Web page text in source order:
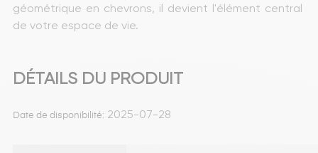
géométrique en chevrons, il devient l'élément central
de votre espace de vie.
DÉTAILS DU PRODUIT
Date de disponibilité: 2025-07-28